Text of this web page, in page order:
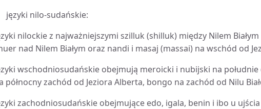
języki nilo-sudańskie:
nilockie z najważniejszymi szilluk (shilluk) między Nilem
nad Nilem Białym oraz nandi i masaj (massai) na wschód od
wschodniosudańskie obejmują meroicki i nubijski na
północny zachód od Jeziora Alberta, bongo na zachód od Nilu
zachodniosudańskie obejmujące edo, igala, benin i ibo u